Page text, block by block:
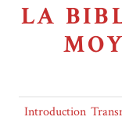
LA
Introduction